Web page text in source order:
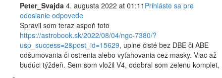
Peter_Svajda 4. augusta 2022 at 01:11 Prihláste sa pre
odoslanie odpovede
Spravil som teraz aspoň toto
https://astrobook.sk/2022/08/04/ngc-7380/?
usp_success=2&post_id=15629, uplne čisté bez DBE či ABE
odšumovania či ostrenia alebo vyťahovania cez masky. Viac až
budúci týždeň. Sem som vložil V4, odobral som zelenu komplet,